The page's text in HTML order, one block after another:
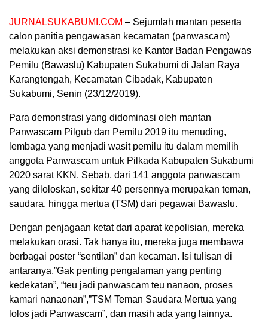
JURNALSUKABUMI.COM – Sejumlah mantan peserta
calon panitia pengawasan kecamatan (panwascam)
melakukan aksi demonstrasi ke Kantor Badan Pengawas
Pemilu (Bawaslu) Kabupaten Sukabumi di Jalan Raya
Karangtengah, Kecamatan Cibadak, Kabupaten
Sukabumi, Senin (23/12/2019).
Para demonstrasi yang didominasi oleh mantan
Panwascam Pilgub dan Pemilu 2019 itu menuding,
lembaga yang menjadi wasit pemilu itu dalam memilih
anggota Panwascam untuk Pilkada Kabupaten Sukabumi
2020 sarat KKN. Sebab, dari 141 anggota panwascam
yang diloloskan, sekitar 40 persennya merupakan teman,
saudara, hingga mertua (TSM) dari pegawai Bawaslu.
Dengan penjagaan ketat dari aparat kepolisian, mereka
melakukan orasi. Tak hanya itu, mereka juga membawa
berbagai poster “sentilan” dan kecaman. Isi tulisan di
antaranya,”Gak penting pengalaman yang penting
kedekatan”, “teu jadi panwascam teu nanaon, proses
kamari nanaonan”,”TSM Teman Saudara Mertua yang
lolos jadi Panwascam”, dan masih ada yang lainnya.